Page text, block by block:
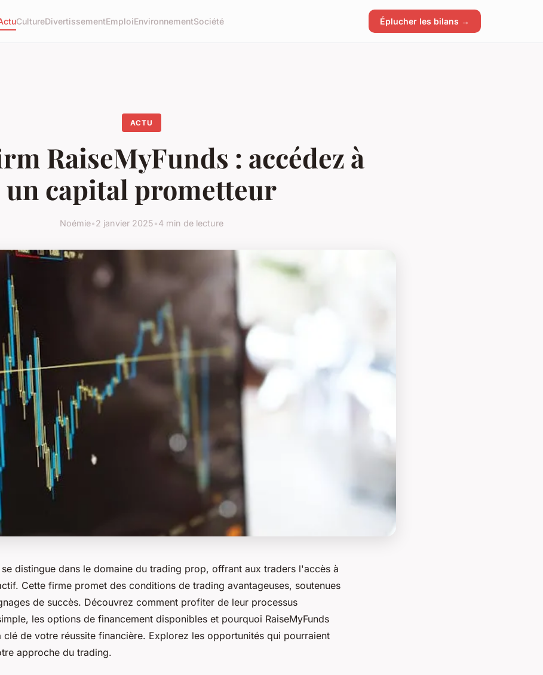
CultureDivertissementEmploiEnvironnementSociété Éplucher les bilans →
ACTU
RaiseMyFunds : accédez à
un capital prometteur
Noémie•2 janvier 2025•4 min de lecture
se distingue dans le domaine du trading prop, offrant aux traders l'accès à
Cette firme promet des conditions de trading avantageuses, soutenues
de succès. Découvrez comment profiter de leur processus
les options de financement disponibles et pourquoi RaiseMyFunds
clé de votre réussite financière. Explorez les opportunités qui pourraient
approche du trading.